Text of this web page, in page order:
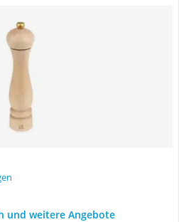
und weitere Angebote